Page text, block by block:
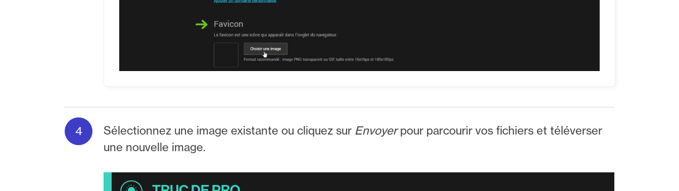
Sélectionnez une image existante ou cliquez sur Envoyerpour parcourir vos fichiers et téléverser
une nouvelle image.